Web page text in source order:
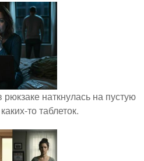
наткнулась на пустую
то таблеток.